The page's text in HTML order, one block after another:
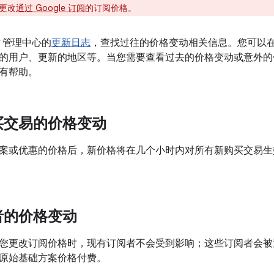
改通过 Google 订阅的订阅价格。
理中心的更新日志 ，查找过往的价格变动相关信息。您可以
用户、更新的地区等。当您需要查看过去的价格变动或意外
帮助。
易的价格变动
或优惠的价格后，新价格将在几个小时内对所有新购买交易
价格变动
更改订阅价格时，现有订阅者不会受到影响；这些订阅者会
始基础方案价格付费。